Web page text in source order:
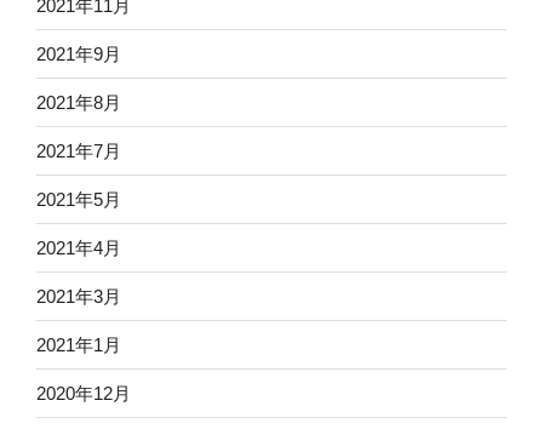
2021年11月
2021年9月
2021年8月
2021年7月
2021年5月
2021年4月
2021年3月
2021年1月
2020年12月